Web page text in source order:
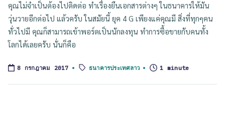
คุณไม่จำเป็นต้องไปติดต่อ ทำเรื่องยืนเอกสารต่างๆ ในธนาคารให้มัน
วุ่นวายอีกต่อไป แล้วครับ ในสมัยนี้ ยุค 4 G เพียงแค่คุณมี สิ่งที่ทุกๆคน
ทั่วไปมี คุณก็สามารถเข้าพอร์ตเป็นนักลงทุน ทำการซื้อขายกับคนทั้ง
โลกได้เลยครับ นั่นก็คือ
8 กรกฎาคม 2017
Tags: ธนาคารประเทศลาว 1 minute